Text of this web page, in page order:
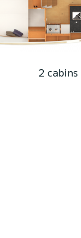
2